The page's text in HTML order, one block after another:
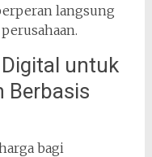
langsung
untuk
Berbasis
bagi